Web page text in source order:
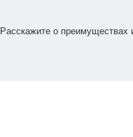
Расскажите о преимуществах